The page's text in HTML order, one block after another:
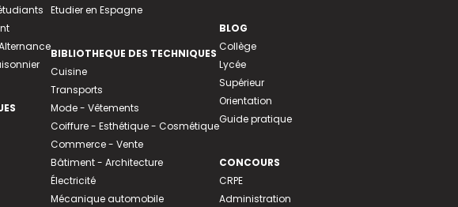
Etudier en Espagne
BIBLIOTHEQUE DES TECHNIQUES
Cuisine
Transports
Mode - Vêtements
Coiffure - Esthétique - Cosmétique
Commerce - Vente
Bâtiment - Architecture
Électricité
Mécanique automobile
BLOG
Collège
Lycée
Supérieur
Orientation
Guide pratique
CONCOURS
CRPE
Administration